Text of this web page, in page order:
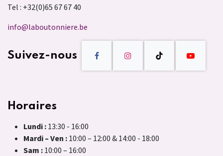
Tel : +32(0)65 67 67 40
info@laboutonniere.be
Suivez-nous
Horaires
Lundi : 13:30 - 16:00
Mardi – Ven : 10:00 – 12:00 & 14:00 - 18:00
Sam : 10:00 – 16:00